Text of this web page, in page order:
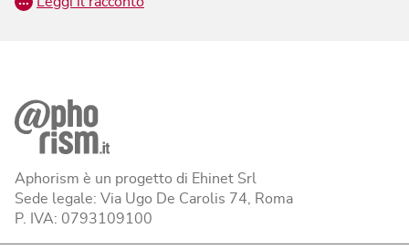
Aphorism è un progetto di Ehinet Srl
Sede legale: Via Ugo De Carolis 74, Roma
P. IVA: 0793109100